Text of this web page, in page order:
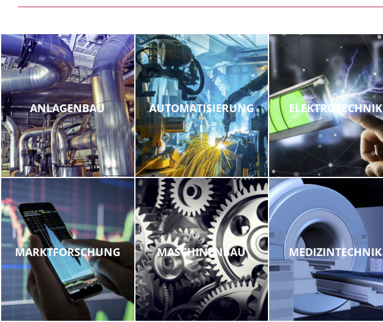
ANLAGENBAU
MARKTFORSCHUNG
AUTOMATISIERUNG
MASCHINENBAU
ELEKTROTECHNIK
MEDIZINTECHNIK